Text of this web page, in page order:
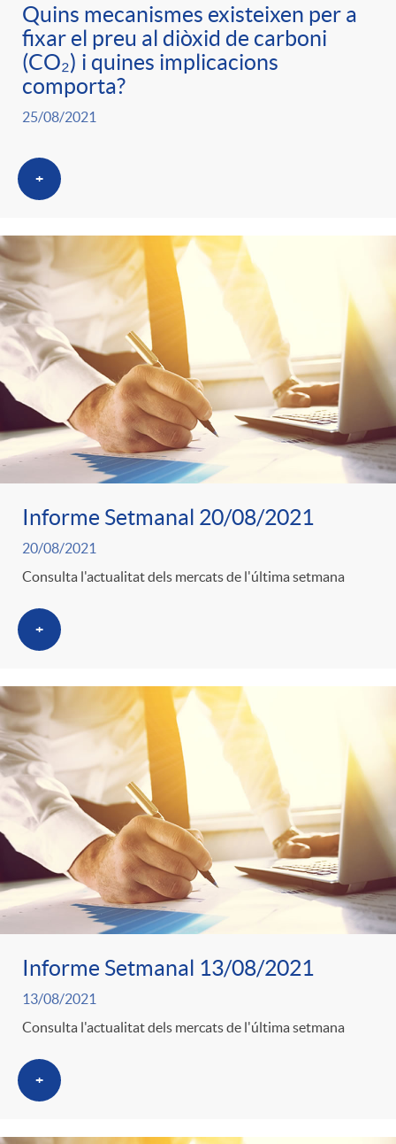
Quins mecanismes existeixen per a
fixar el preu al diòxid de carboni
(CO₂) i quines implicacions
comporta?
25/08/2021
+
Informe Setmanal 20/08/2021
20/08/2021
Consulta l'actualitat dels mercats de l'última setmana
+
Informe Setmanal 13/08/2021
13/08/2021
Consulta l'actualitat dels mercats de l'última setmana
+